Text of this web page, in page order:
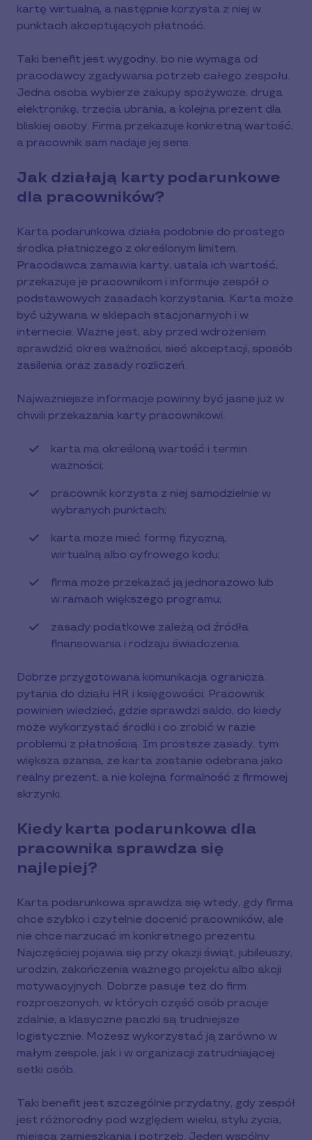
kartę wirtualną, a następnie korzysta z niej w
punktach akceptujących płatność.
Taki benefit jest wygodny, bo nie wymaga od
pracodawcy zgadywania potrzeb całego zespołu.
Jedna osoba wybierze zakupy spożywcze, druga
elektronikę, trzecia ubrania, a kolejna prezent dla
bliskiej osoby. Firma przekazuje konkretną wartość,
a pracownik sam nadaje jej sens.
Jak działają karty podarunkowe
dla pracowników?
Karta podarunkowa działa podobnie do prostego
środka płatniczego z określonym limitem.
Pracodawca zamawia karty, ustala ich wartość,
przekazuje je pracownikom i informuje zespół o
podstawowych zasadach korzystania. Karta może
być używana w sklepach stacjonarnych i w
internecie. Ważne jest, aby przed wdrożeniem
sprawdzić okres ważności, sieć akceptacji, sposób
zasilenia oraz zasady rozliczeń.
Najważniejsze informacje powinny być jasne już w
chwili przekazania karty pracownikowi.
karta ma określoną wartość i termin
ważności;
pracownik korzysta z niej samodzielnie w
wybranych punktach;
karta może mieć formę fizyczną,
wirtualną albo cyfrowego kodu;
firma może przekazać ją jednorazowo lub
w ramach większego programu;
zasady podatkowe zależą od źródła
finansowania i rodzaju świadczenia.
Dobrze przygotowana komunikacja ogranicza
pytania do działu HR i księgowości. Pracownik
powinien wiedzieć, gdzie sprawdzi saldo, do kiedy
może wykorzystać środki i co zrobić w razie
problemu z płatnością. Im prostsze zasady, tym
większa szansa, że karta zostanie odebrana jako
realny prezent, a nie kolejna formalność z firmowej
skrzynki.
Kiedy karta podarunkowa dla
pracownika sprawdza się
najlepiej?
Karta podarunkowa sprawdza się wtedy, gdy firma
chce szybko i czytelnie docenić pracowników, ale
nie chce narzucać im konkretnego prezentu.
Najczęściej pojawia się przy okazji świąt, jubileuszy,
urodzin, zakończenia ważnego projektu albo akcji
motywacyjnych. Dobrze pasuje też do firm
rozproszonych, w których część osób pracuje
zdalnie, a klasyczne paczki są trudniejsze
logistycznie. Możesz wykorzystać ją zarówno w
małym zespole, jak i w organizacji zatrudniającej
setki osób.
Taki benefit jest szczególnie przydatny, gdy zespół
jest różnorodny pod względem wieku, stylu życia,
miejsca zamieszkania i potrzeb. Jeden wspólny